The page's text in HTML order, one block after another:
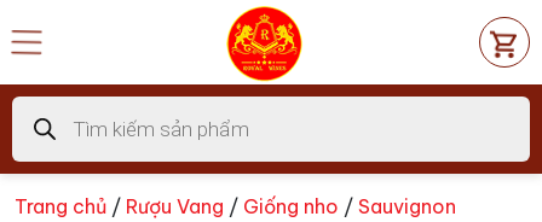
đến
dung
Tìm
kiếm
sản
phẩm
Trang chủ / Rượu Vang / Giống nho / Sauvignon